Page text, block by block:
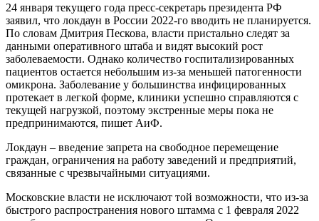
24 января текущего года пресс-секретарь президента РФ
заявил, что локдаун в России 2022-го вводить не планируется.
По словам Дмитрия Пескова, власти пристально следят за
данными оперативного штаба и видят высокий рост
заболеваемости. Однако количество госпитализированных
пациентов остается небольшим из-за меньшей патогенности
омикрона. Заболевание у большинства инфицированных
протекает в легкой форме, клиники успешно справляются с
текущей нагрузкой, поэтому экстренные меры пока не
предпринимаются, пишет АиФ.
Локдаун – введение запрета на свободное перемещение
граждан, ограничения на работу заведений и предприятий,
связанные с чрезвычайными ситуациями.
Московские власти не исключают той возможности, что из-за
быстрого распространения нового штамма с 1 февраля 2022